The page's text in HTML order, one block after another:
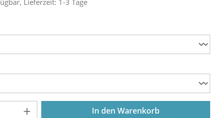
Anzahl: Gib den gewünschten Wert
In den Warenkorb